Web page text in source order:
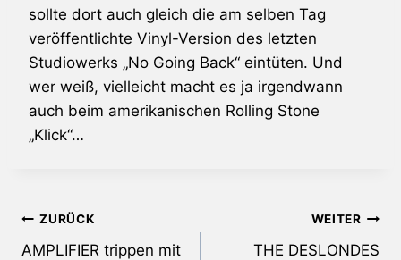
sollte dort auch gleich die am selben Tag
veröffentlichte Vinyl-Version des letzten
Studiowerks „No Going Back“ eintüten. Und
wer weiß, vielleicht macht es ja irgendwann
auch beim amerikanischen Rolling Stone
„Klick“…
Beitragsnavigation
ZURÜCK
AMPLIFIER trippen mit
WEITER
THE DESLONDES